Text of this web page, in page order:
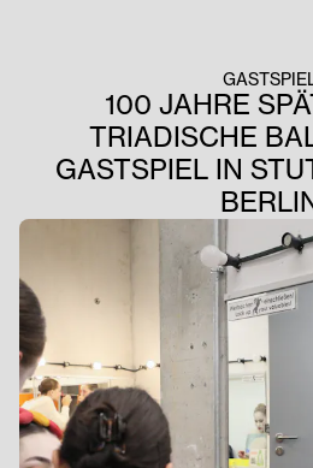
100 JAHRE
TRIADISCHE
GASTSPIEL IN